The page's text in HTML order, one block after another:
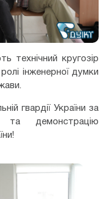
технічний кругозір
інженерної думки
гвардії України за
та демонстрацію